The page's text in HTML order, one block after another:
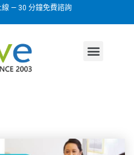
— 30 分鐘免費諮詢